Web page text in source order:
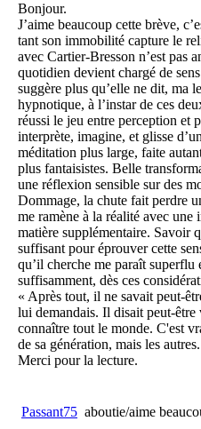
Bonjour.
J’aime beaucoup cette brève,
tant son immobilité capture le
avec Cartier-Bresson n’est pas
quotidien devient chargé de
suggère plus qu’elle ne dit, ma
hypnotique, à l’instar de ces
réussi le jeu entre perception et
interprète, imagine, et glisse
méditation plus large, faite
plus fantaisistes. Belle
une réflexion sensible sur des
Dommage, la chute fait perdre
me ramène à la réalité avec
matière supplémentaire. Savoir
suffisant pour éprouver cette
qu’il cherche me paraît superflu
suffisamment, dès ces
« Après tout, il ne savait peut-
lui demandais. Il disait peut-
connaître tout le monde. C'est
de sa génération, mais les
Merci pour la lecture.
Passant75 aboutie/aime